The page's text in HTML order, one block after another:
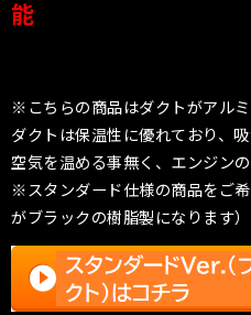
能
※こちらの商品はダクトがアル
ダクトは保温性に優れており、
空気を温める事無く、エンジンの
※スタンダード仕様の商品をご
がブラックの樹脂製になります）